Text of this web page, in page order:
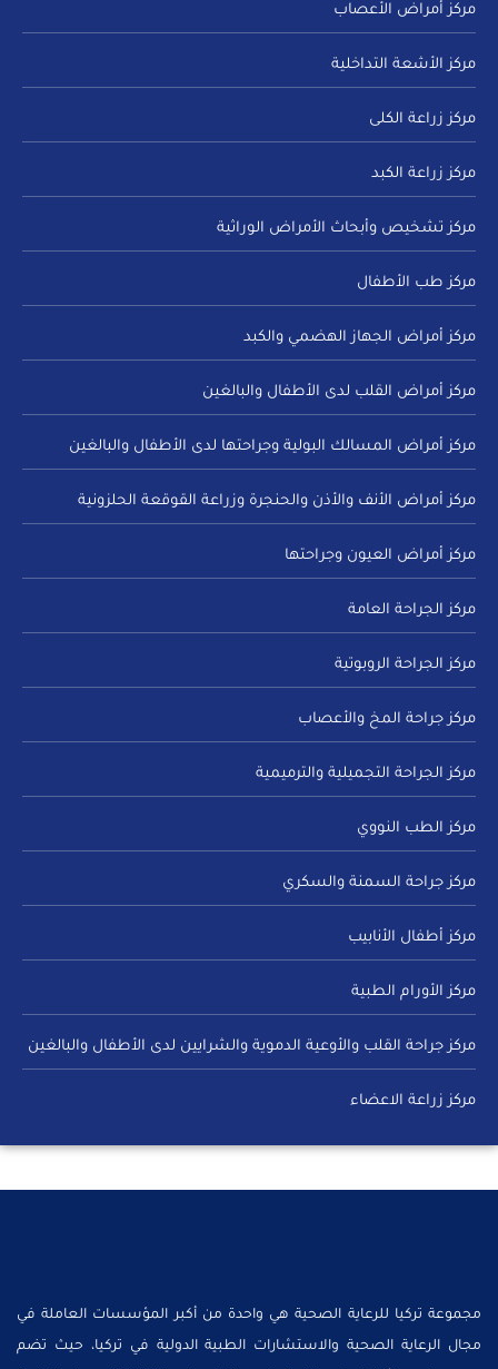
مركز أمراض الأعصاب
مركز الأشعة التداخلية
مركز زراعة الكلى
مركز زراعة الكبد
مركز تشخيص وأبحاث الأمراض الوراثية
مركز طب الأطفال
مركز أمراض الجهاز الهضمي والكبد
مركز أمراض القلب لدى الأطفال والبالغين
مركز أمراض المسالك البولية وجراحتها لدى الأطفال والبالغين
مركز أمراض الأنف والأذن والحنجرة وزراعة القوقعة الحلزونية
مركز أمراض العيون وجراحتها
مركز الجراحة العامة
مركز الجراحة الروبوتية
مركز جراحة المخ والأعصاب
مركز الجراحة التجميلية والترميمية
مركز الطب النووي
مركز جراحة السمنة والسكري
مركز أطفال الأنابيب
مركز الأورام الطبية
مركز جراحة القلب والأوعية الدموية والشرايين لدى الأطفال والبالغين
مركز زراعة الاعضاء
مجموعة تركيا للرعاية الصحية هي واحدة من أكبر المؤسسات العاملة في
مجال الرعاية الصحية والاستشارات الطبية الدولية في تركيا، حيث تضم